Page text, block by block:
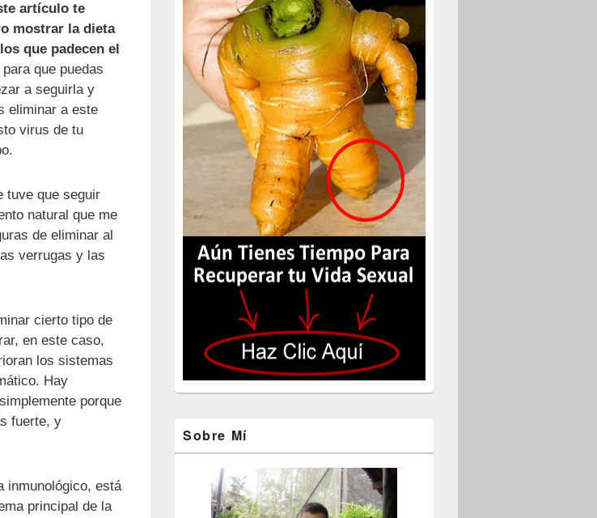
artículo te
mostrar la dieta
que padecen el
para que puedas
a seguirla y
eliminar a este
virus de tu
tuve que seguir
natural que me
de eliminar al
verrugas y las
cierto tipo de
en este caso,
los sistemas
Hay
porque
fuerte, y
inmunológico, está
principal de la
Sobre Mí